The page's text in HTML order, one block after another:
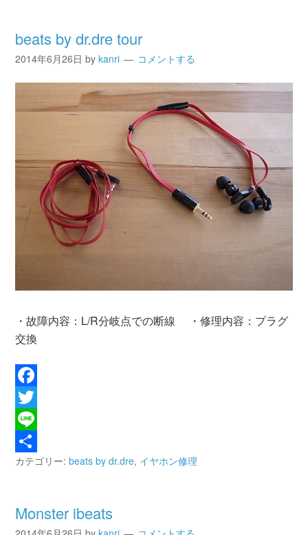
beats by dr.dre tour
2014年6月26日 bykanri コメントする
・故障内容：L/R分岐点での断線 ・修理内容：プラグ
交換
Facebook
Twitter
Line
共
カテゴリー:beats by dr.dre, イヤホン修理
Monster ibeats